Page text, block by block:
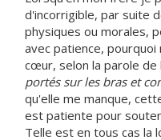
d'incorrigible, par suite
physiques ou morales,
avec patience,
cœur, selon la parole de
portés sur les bras et
qu'elle me manque,
est patiente pour
Telle est en tous cas la